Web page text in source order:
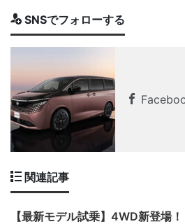
SNSでフォローする
関連記事
【最新モデル試乗】4WD新登場